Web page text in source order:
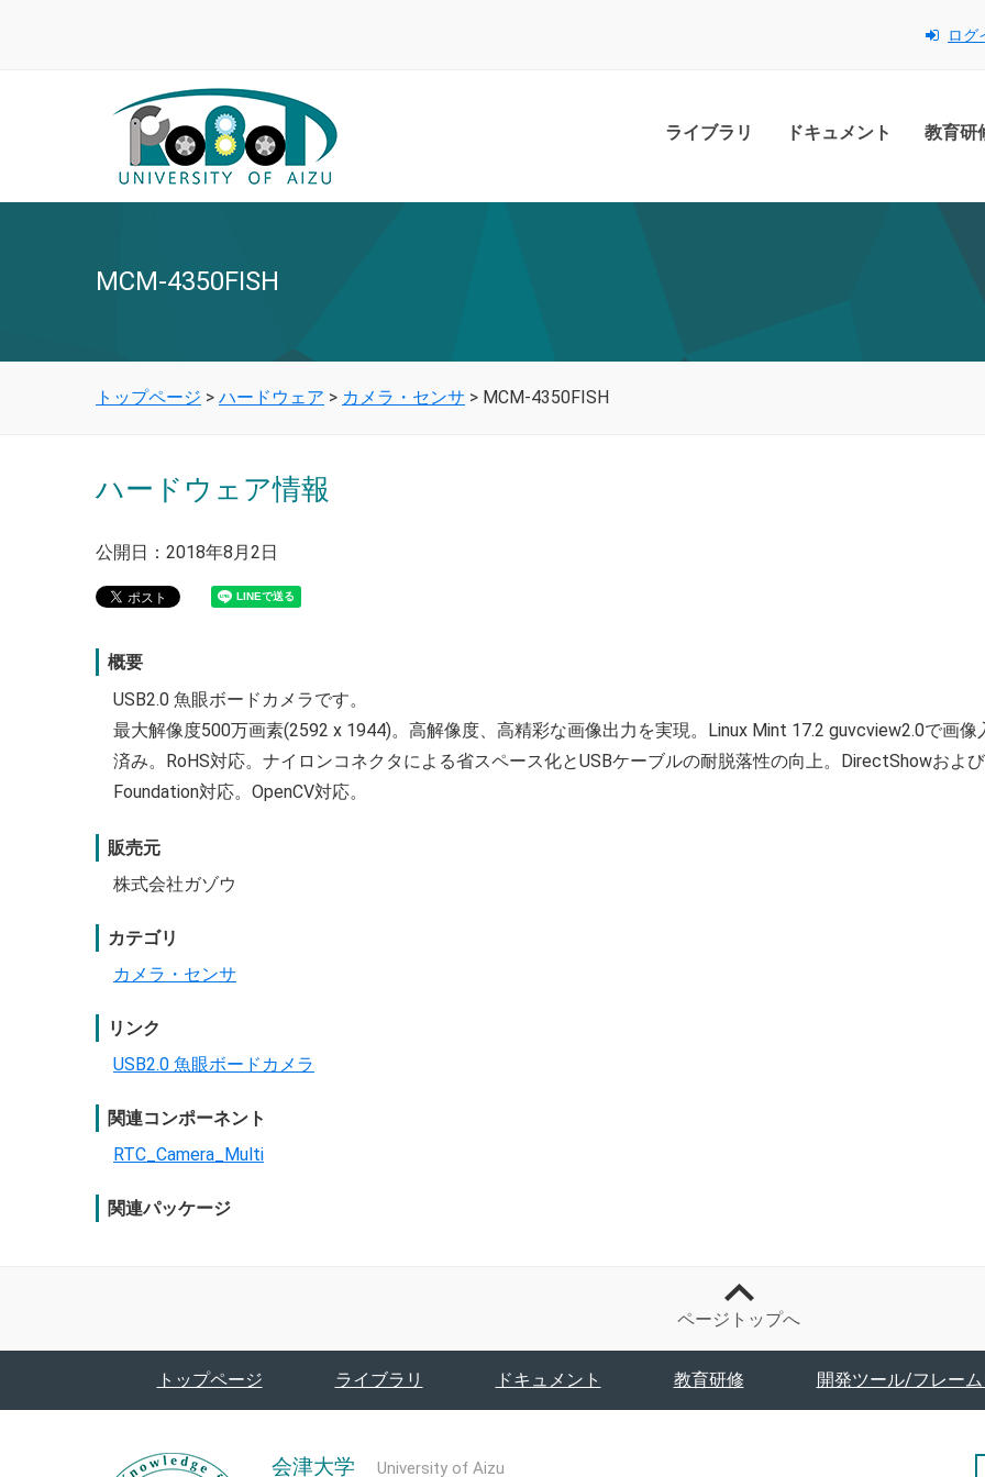
ログ
ライブラリ ドキュメント 教育研
MCM-4350FISH
トップページ > ハードウェア > カメラ・センサ > MCM-4350FISH
ハードウェア情報
公開日：2018年8月2日
概要
USB2.0 魚眼ボードカメラです。
最大解像度500万画素(2592 x 1944)。高解像度、高精彩な画像出力を実現。Linux Mint 17.2 guvcview2.0で画像
済み。RoHS対応。ナイロンコネクタによる省スペース化とUSBケーブルの耐脱落性の向上。DirectShowおよ
Foundation対応。OpenCV対応。
販売元
株式会社ガゾウ
カテゴリ
カメラ・センサ
リンク
USB2.0 魚眼ボードカメラ
関連コンポーネント
RTC_Camera_Multi
関連パッケージ
ページトップへ
トップページ ライブラリ ドキュメント 教育研修 開発ツール/フレーム
会津大学 University of Aizu